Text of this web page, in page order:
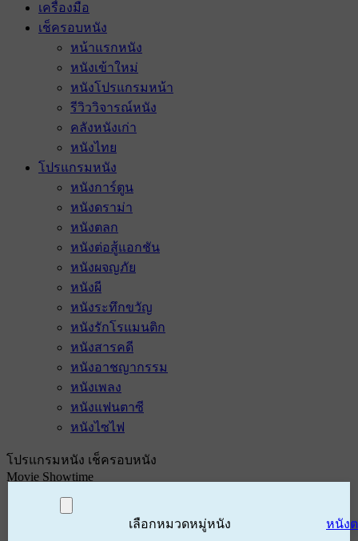
เครื่องมือ
เช็ครอบหนัง
หน้าแรกหนัง
หนังเข้าใหม่
หนังโปรแกรมหน้า
รีวิววิจารณ์หนัง
คลังหนังเก่า
หนังไทย
โปรแกรมหนัง
หนังการ์ตูน
หนังดราม่า
หนังตลก
หนังต่อสู้แอกชัน
หนังผจญภัย
หนังผี
หนังระทึกขวัญ
หนังรักโรแมนติก
หนังสารคดี
หนังอาชญากรรม
หนังเพลง
หนังแฟนตาซี
หนังไซไฟ
โปรแกรมหนัง เช็ครอบหนัง
Movie Showtime
เลือกหมวดหมู่หนัง หนัง